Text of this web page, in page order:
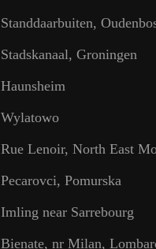
Standdaarbuiten,
Stadskanaal, Groningen
Haunsheim
Wylatowo
Rue Lenoir, North East
Pecarovci, Pomurska
Imling near Sarrebourg
Bienate, nr Milan,